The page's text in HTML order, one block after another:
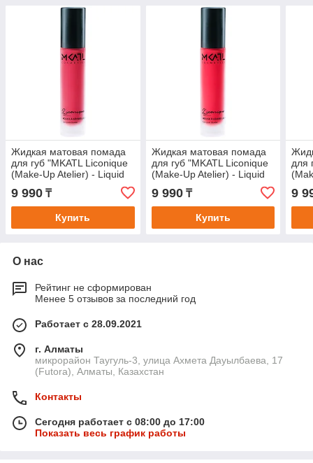
Жидкая матовая помада
для губ "MKATL Liconique
(Make-Up Atelier) - Liquid
Lipstick - Cherry".
9 990 ₸
Купить
Жидкая матовая помада
для губ "MKATL Liconique
(Make-Up Atelier) - Liquid
Lipstick - Rouge Rose".
9 990₸
Купить
для
9
О нас
Рейтинг не сформирован
Менее 5 отзывов за последний год
Работает с 28.09.2021
г. Алматы
микрорайон Таугуль-3, улица Ахмета Дауылбаева, 17
(Futora), Алматы, Казахстан
Контакты
Сегодня работает с 08:00 до 17:00
Показать весь график работы